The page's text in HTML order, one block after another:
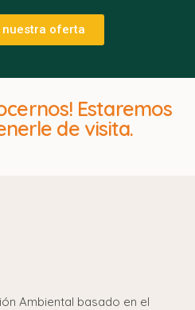
nuestra oferta
Estaremos
de visita.
Ambiental basado en el